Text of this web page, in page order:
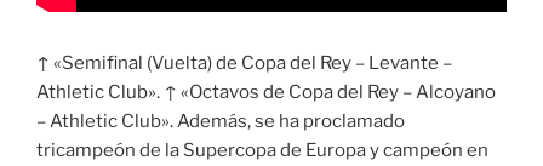
↑ «Semifinal (Vuelta) de Copa del Rey – Levante –
Athletic Club». ↑ «Octavos de Copa del Rey – Alcoyano
– Athletic Club». Además, se ha proclamado
tricampeón de la Supercopa de Europa y campeón en